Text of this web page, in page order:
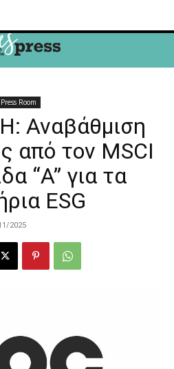
Press Room
Αναβάθμιση
από τον MSCI
“A” για τα
ESG
2025